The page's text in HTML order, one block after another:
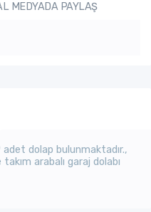
MEDYADA PAYLAŞ
dolap bulunmaktadır.,
arabalı garaj dolabı